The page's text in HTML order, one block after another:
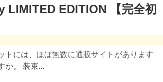
LIMITED EDITION 【完全初
トには、ほぼ無数に通販サイトがあります
か。 装束...